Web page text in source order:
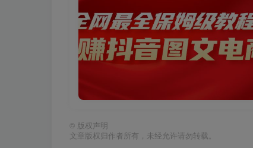
© 版权声明
文章版权归作者所有，未经允许请勿转载。